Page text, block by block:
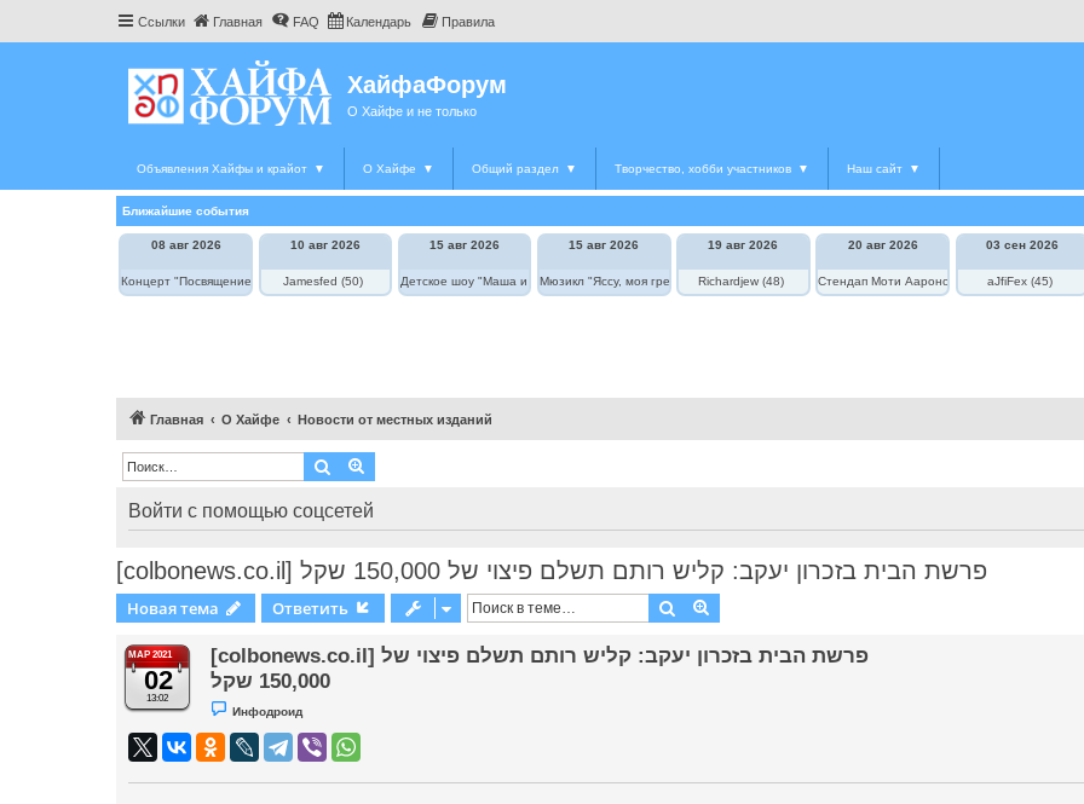
Ссылки Главная FAQ Календарь Правила
ХайфаФорум
О Хайфе и не только
Объявления Хайфы и крайот ▼ О Хайфе ▼ Общий раздел ▼ Творчество, хобби участников ▼ Наш сайт ▼
Ближайшие события
08 авг 2026
Концерт "Посвящение Элле Фицджеральд"
10 авг 2026
Jamesfed (50)
15 авг 2026
Детское шоу "Маша и Медведь в цирке"
15 авг 2026
Мюзикл "Яссу, моя греческая любовь"
19 авг 2026
Richardjew (48)
20 авг 2026
Стендап Моти Аароновича
03 сен 2026
aJfiFex (45)
Главная О Хайфе Новости от местных изданий
Поиск
Войти с помощью соцсетей
[colbonews.co.il] פרשת הבית בזכרון יעקב: קליש רותם תשלם פיצוי של 150,000 שקל
Новая тема Ответить Поиск
МАР 2021
02
13:02
[colbonews.co.il] פרשת הבית בזכרון יעקב: קליש רותם תשלם פיצוי של
150,000 שקל
Н
е
п
о
Инфодроид